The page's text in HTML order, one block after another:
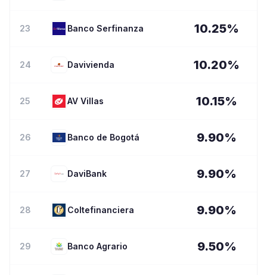
23 Banco Serfinanza 10.25%
24 Davivienda 10.20%
25 AV Villas 10.15%
26 Banco de Bogotá 9.90%
27 DaviBank 9.90%
28 Coltefinanciera 9.90%
29 Banco Agrario 9.50%